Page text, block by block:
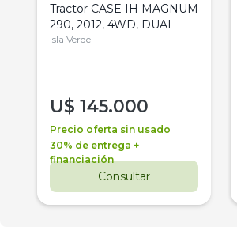
Tractor CASE IH MAGNUM
290, 2012, 4WD, DUAL
Isla Verde
U$ 145.000
Precio oferta sin usado
30% de entrega +
financiación
Consultar